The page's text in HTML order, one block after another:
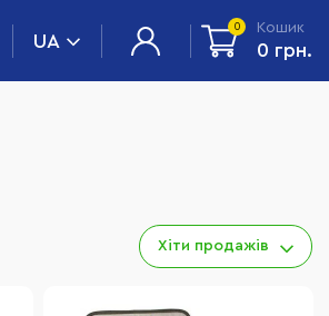
UA
0 Кошик
0 грн.
Хіти продажів